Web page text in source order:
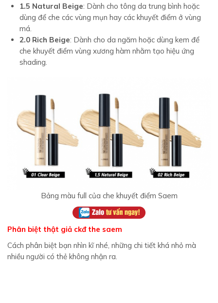
1.5 Natural Beige: Dành cho tông da trung bình hoặc
dùng để che các vùng mụn hay các khuyết điểm ở vùng
má.
2.0 Rich Beige: Dành cho da ngăm hoặc dùng kem để
che khuyết điểm vùng xương hàm nhằm tạo hiệu ứng
shading.
Bảng màu full của che khuyết điểm Saem
Phân biệt thật giả ckđ the saem
Cách phân biệt bạn nhìn kĩ nhé, những chi tiết khá nhỏ mà
nhiều người có thẻ không nhận ra.